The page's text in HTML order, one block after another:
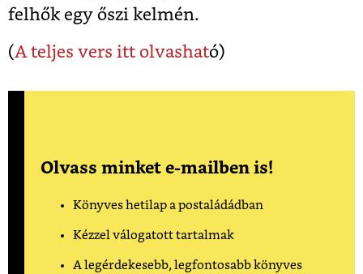
felhők egy őszi kelmén.
(A teljes vers itt olvasható)
Olvass minket e-mailben is!
Könyves hetilap a postaládádban
Kézzel válogatott tartalmak
A legérdekesebb, legfontosabb könyves